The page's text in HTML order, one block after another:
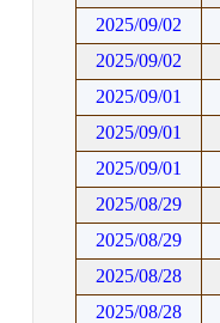
2025/09/02
2025/09/02
2025/09/01
2025/09/01
2025/09/01
2025/08/29
2025/08/29
2025/08/28
2025/08/28